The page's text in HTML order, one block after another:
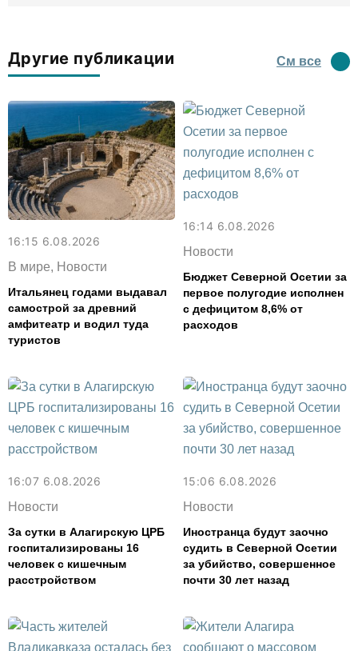
Другие публикации См все
16:15 6.08.2026
В мире, Новости
Итальянец годами выдавал
самострой за древний
амфитеатр и водил туда
туристов
16:14 6.08.2026
Новости
Бюджет Северной Осетии за
первое полугодие исполнен
с дефицитом 8,6% от
расходов
16:07 6.08.2026
Новости
За сутки в Алагирскую ЦРБ
госпитализированы 16
человек с кишечным
расстройством
15:06 6.08.2026
Новости
Иностранца будут заочно
судить в Северной Осетии
за убийство, совершенное
почти 30 лет назад